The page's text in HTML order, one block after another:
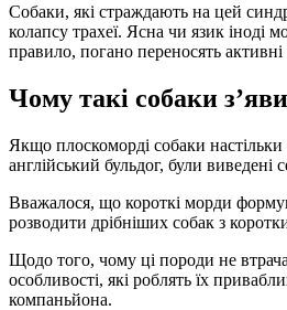
Собаки, які страждають на цей
колапсу трахеї. Ясна чи язик іноді
правило, погано переносять активні
Чому такі собаки
Якщо плоскоморді собаки
англійський бульдог, були виведені
Вважалося, що короткі морди
розводити дрібніших собак з
Щодо того, чому ці породи не
особливості, які роблять їх
компаньйона.